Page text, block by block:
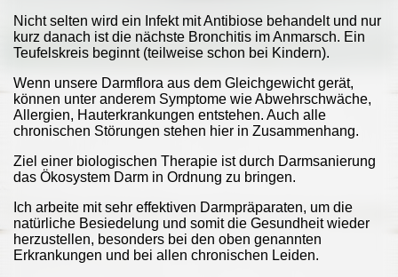
Nicht selten wird ein Infekt mit Antibiose behandelt und nur
kurz danach ist die nächste Bronchitis im Anmarsch. Ein
Teufelskreis beginnt (teilweise schon bei Kindern).
Wenn unsere Darmflora aus dem Gleichgewicht gerät,
können unter anderem Symptome wie Abwehrschwäche,
Allergien, Hauterkrankungen entstehen. Auch alle
chronischen Störungen stehen hier in Zusammenhang.
Ziel einer biologischen Therapie ist durch Darmsanierung
das Ökosystem Darm in Ordnung zu bringen.
Ich arbeite mit sehr effektiven Darmpräparaten, um die
natürliche Besiedelung und somit die Gesundheit wieder
herzustellen, besonders bei den oben genannten
Erkrankungen und bei allen chronischen Leiden.